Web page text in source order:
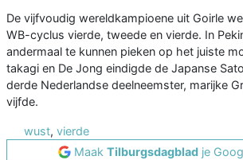
De vijfvoudig wereldkampioene uit Goirle
WB-cyclus vierde, tweede en vierde. In
andermaal te kunnen pieken op het juiste
takagi en De Jong eindigde de Japanse
derde Nederlandse deelneemster, marijke
vijfde.
wust, vierde
Maak Tilburgsdagblad je